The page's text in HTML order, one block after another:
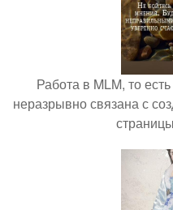
Работа в MLM, то
неразрывно связана с